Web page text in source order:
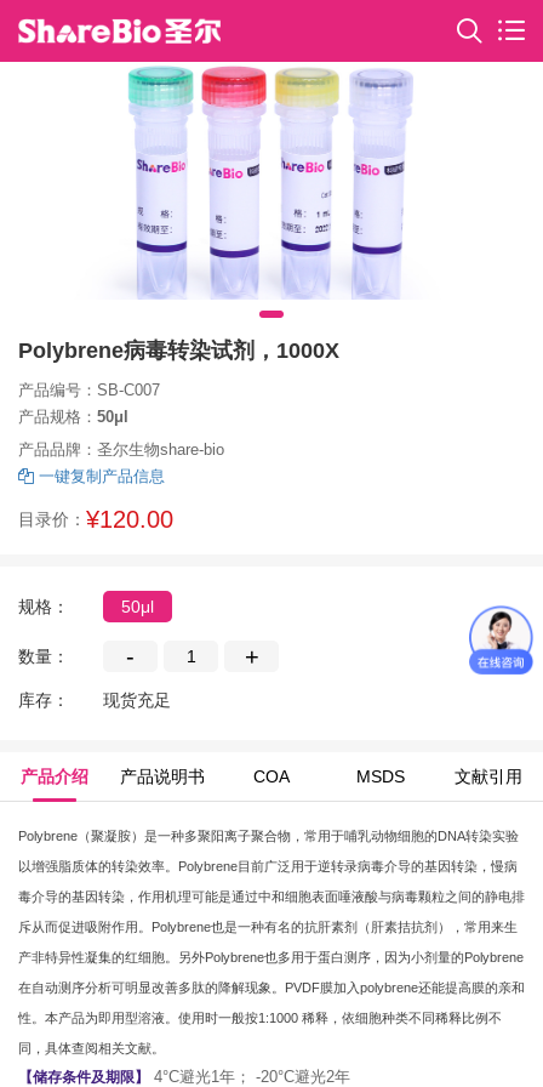
Polybrene病毒转染试剂，1000X
产品编号：SB-C007
产品规格： 50μl
产品品牌：圣尔生物share-bio
一键复制产品信息
目录价： ¥120.00
规格： 50μl
数量： - +
库存： 现货充足
产品介绍 产品说明书 COA MSDS 文献引用
Polybrene （聚凝胺）是一种多聚阳离子聚合物，常用于哺乳动物细胞的DNA转染实验
以增强脂质体的转染效率。 Polybrene目前广泛用于逆转录病毒介导的基因转染，慢病
毒介导的基因转染，作用机理可能是通过中和细胞表面唾液酸与病毒颗粒之间的静电排
斥从而促进吸附作用。 Polybrene也是一种有名的抗肝素剂（肝素拮抗剂），常用来生
产非特异性凝集的红细胞。另外Polybrene也多用于蛋白测序，因为小剂量的Polybrene
在自动测序分析可明显改善多肽的降解现象。 PVDF膜加入polybrene还能提高膜的亲和
性。本产品为即用型溶液 。使用时一般按1:1000 稀释，依细胞种类不同稀释比例不
同，具体查阅相关文献。
【储存条件及期限】 4°C避光1年； -20°C避光2年